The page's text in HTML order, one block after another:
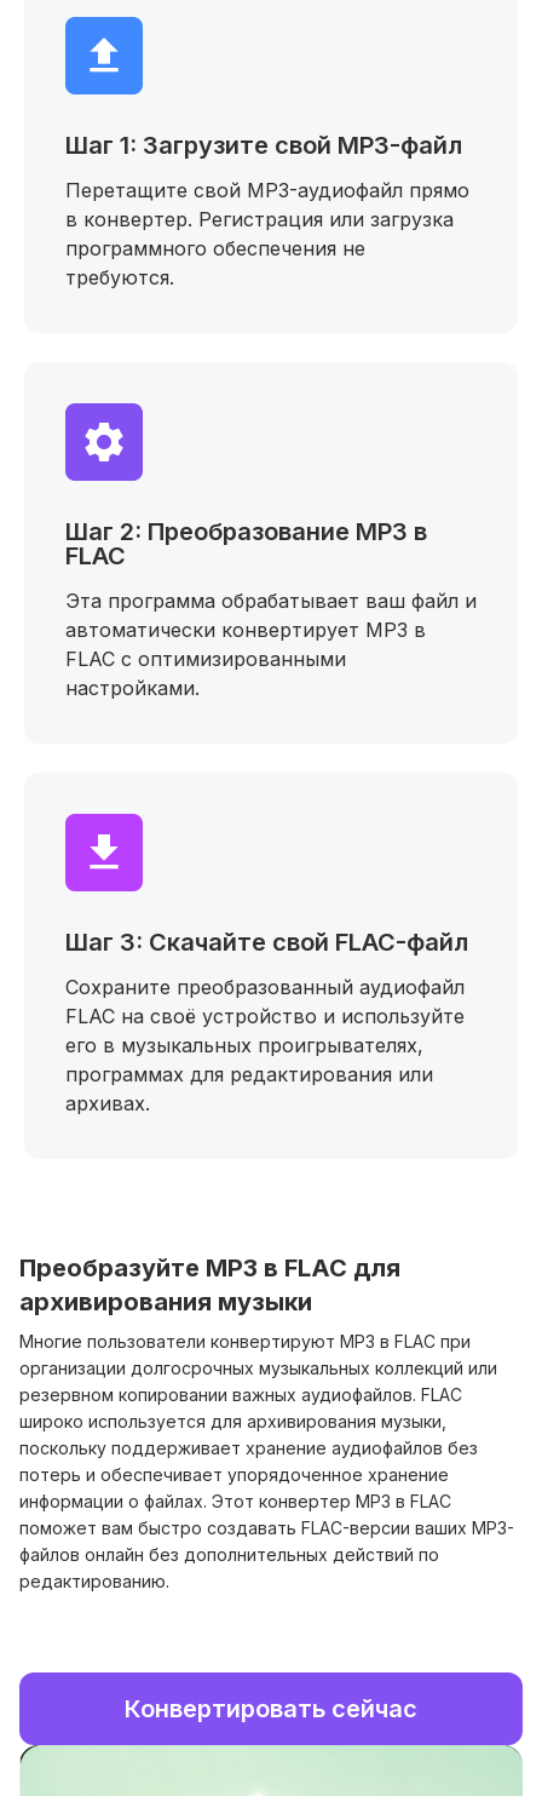
Шаг 1: Загрузите свой MP3-файл
Перетащите свой MP3-аудиофайл прямо
в конвертер. Регистрация или загрузка
программного обеспечения не
требуются.
Шаг 2: Преобразование MP3 в
FLAC
Эта программа обрабатывает ваш файл и
автоматически конвертирует MP3 в
FLAC с оптимизированными
настройками.
Шаг 3: Скачайте свой FLAC-файл
Сохраните преобразованный аудиофайл
FLAC на своё устройство и используйте
его в музыкальных проигрывателях,
программах для редактирования или
архивах.
Преобразуйте MP3 в FLAC для
архивирования музыки
Многие пользователи конвертируют MP3 в FLAC при
организации долгосрочных музыкальных коллекций или
резервном копировании важных аудиофайлов. FLAC
широко используется для архивирования музыки,
поскольку поддерживает хранение аудиофайлов без
потерь и обеспечивает упорядоченное хранение
информации о файлах. Этот конвертер MP3 в FLAC
поможет вам быстро создавать FLAC-версии ваших MP3-
файлов онлайн без дополнительных действий по
редактированию.
Конвертировать сейчас